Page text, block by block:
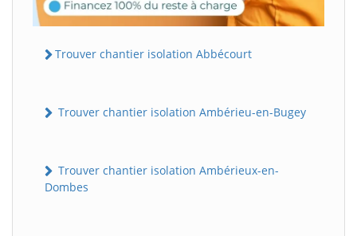
Trouver chantier isolation Abbécourt
Trouver chantier isolation Ambérieu-en-Bugey
Trouver chantier isolation Ambérieux-en-
Dombes